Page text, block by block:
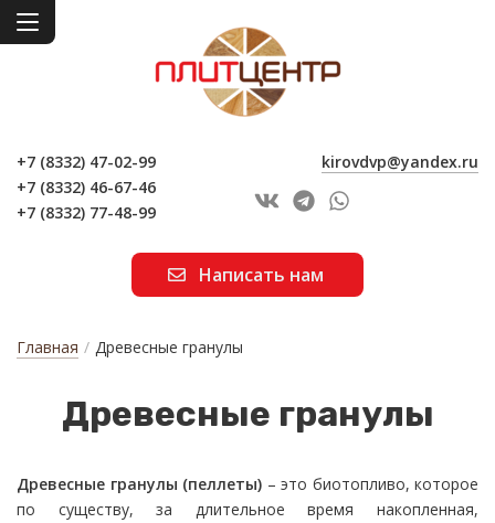
+7 (8332) 47-02-99
+7 (8332) 46-67-46
+7 (8332) 77-48-99
kirovdvp@yandex.ru
Написать нам
Главная / Древесные гранулы
Дре­вес­ные гра­ну­лы
Древесные гранулы (пеллеты) – это биотопливо, которое
по существу, за длительное время накопленная,